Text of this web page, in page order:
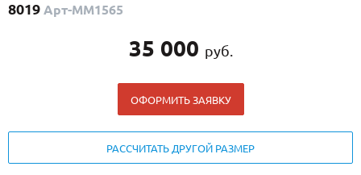
8019 Арт-ММ1565
35 000 руб.
ОФОРМИТЬ ЗАЯВКУ
РАССЧИТАТЬ ДРУГОЙ РАЗМЕР